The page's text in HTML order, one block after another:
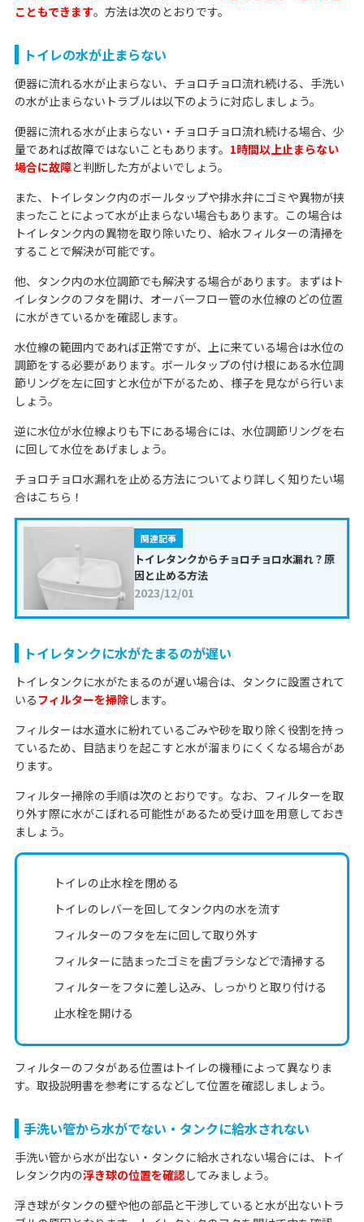
こともできます。方法は次のとおりです。
トイレの水が止まらない
便器に流れる水が止まらない、チョロチョロ流れ続ける、手洗い
の水が止まらないトラブルは以下のように対応しましょう。
便器に流れる水が止まらない・チョロチョロ流れ続ける場合、少
量であれば故障ではないこともあります。 1時間以上止まらない
場合に故障と判断した方がよいでしょう。
また、トイレタンク内のボールタップや排水弁にゴミや異物が挟
まったことによって水が止まらない場合もあります。この場合は
トイレタンク内の異物を取り除いたり、給水フィルターの清掃を
することで解決が可能です。
他、タンク内の水位調節でも解決する場合があります。まずはト
イレタンクのフタを開け、オーバーフロー管の水位線のどの位置
に水がきているかを確認します。
水位線の範囲内であれば正常ですが、上に来ている場合は水位の
調節をする必要があります。ボールタップの付け根にある水位調
節リングを左に回すと水位が下がるため、様子を見ながら行いま
しょう。
逆に水位が水位線よりも下にある場合には、水位調節リングを右
に回して水位をあげましょう。
チョロチョロ水漏れを止める方法についてより詳しく知りたい場
合はこちら！
関連記事
トイレタンクからチョロチョロ水漏れ？原
因と止める方法
2023/12/01
トイレタンクに水がたまるのが遅い
トイレタンクに水がたまるのが遅い場合は、タンクに設置されて
いるフィルターを掃除します。
フィルターは水道水に紛れているごみや砂を取り除く役割を持っ
ているため、目詰まりを起こすと水が溜まりにくくなる場合があ
ります。
フィルター掃除の手順は次のとおりです。なお、フィルターを取
り外す際に水がこぼれる可能性があるため受け皿を用意しておき
ましょう。
トイレの止水栓を閉める
トイレのレバーを回してタンク内の水を流す
フィルターのフタを左に回して取り外す
フィルターに詰まったゴミを歯ブラシなどで清掃する
フィルターをフタに差し込み、しっかりと取り付ける
止水栓を開ける
フィルターのフタがある位置はトイレの機種によって異なりま
す。取扱説明書を参考にするなどして位置を確認しましょう。
手洗い管から水がでない・タンクに給水されない
手洗い管から水が出ない・タンクに給水されない場合には、トイ
レタンク内の浮き球の位置を確認してみましょう。
浮き球がタンクの壁や他の部品と干渉していると水が出ないトラ